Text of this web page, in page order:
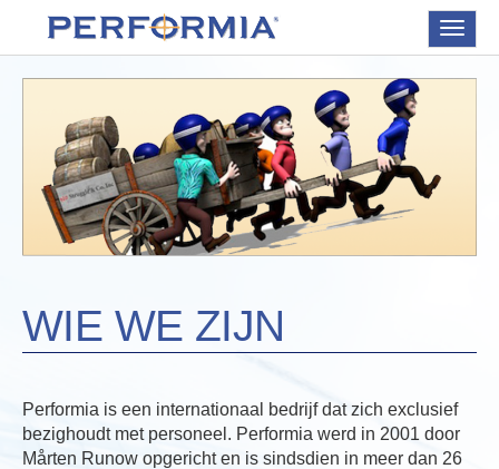
Toggle
WIE WE ZIJN
Performia is een internationaal bedrijf dat zich exclusief
bezighoudt met personeel. Performia werd in 2001 door
Mårten Runow opgericht en is sindsdien in meer dan 26